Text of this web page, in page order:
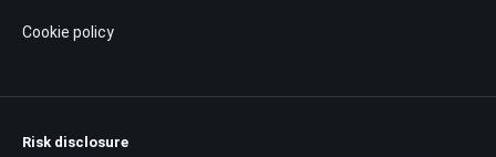
Cookie policy
Risk disclosure